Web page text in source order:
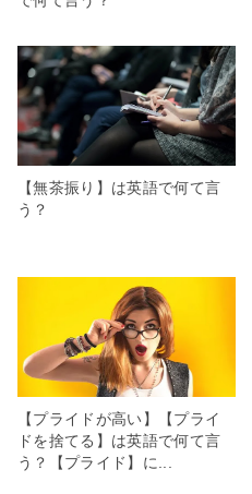
【無茶振り】は英語で何て言
う？
【プライドが高い】【プライ
ドを捨てる】は英語で何て言
う？【プライド】に...